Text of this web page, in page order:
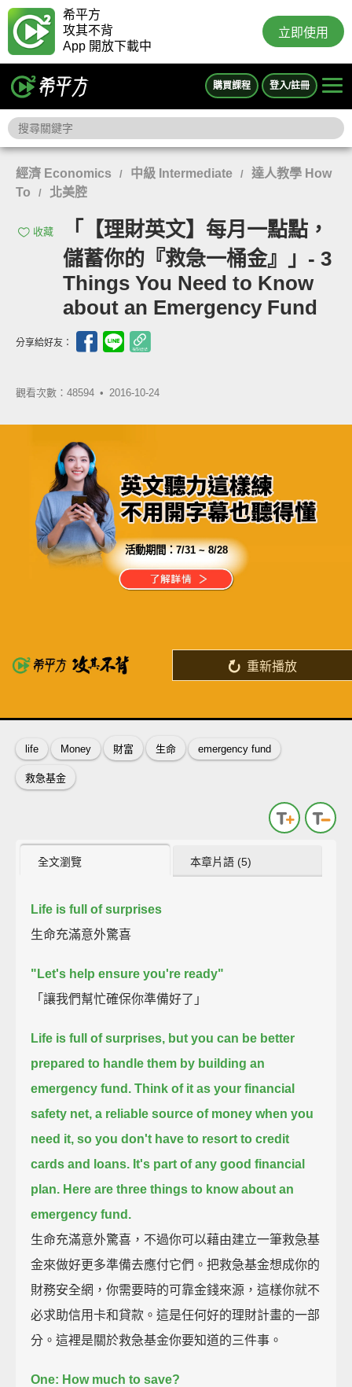
希平方
攻其不背
App 開放下載中
立即使用
購買課程 登入/註冊
經濟 Economics / 中級 Intermediate /
達人教學 How
To
/ 北美腔
收藏
「【理財英文】每月一點點，
儲蓄你的『救急一桶金』」- 3
Things You Need to Know
about an Emergency Fund
分享給好友：
觀看次數：48594 • 2016-10-24
活動期間：7/31 ~ 8/28
重新播放
只有希平方最重視這個學習核心
了解詳情
life Money 財富 生命 emergency fund
救急基金
全文瀏覽 本章片語 (5)
Life is full of surprises
生命充滿意外驚喜
"Let's help ensure you're ready"
「讓我們幫忙確保你準備好了」
Life is full of surprises, but you can be better
prepared to handle them by building an
emergency fund. Think of it as your financial
safety net, a reliable source of money when you
need it, so you don't have to resort to credit
cards and loans. It's part of any good financial
plan. Here are three things to know about an
emergency fund.
生命充滿意外驚喜，不過你可以藉由建立一筆救急基
金來做好更多準備去應付它們。把救急基金想成你的
財務安全網，你需要時的可靠金錢來源，這樣你就不
必求助信用卡和貸款。這是任何好的理財計畫的一部
分。這裡是關於救急基金你要知道的三件事。
One: How much to save?